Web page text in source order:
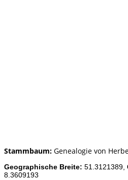
Stammbaum: Genealogie von
Geographische Breite: 51.3121389,
8.3609193